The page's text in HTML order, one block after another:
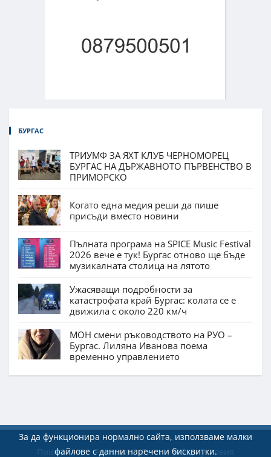
БУРГАС
ТРИУМФ ЗА ЯХТ КЛУБ ЧЕРНОМОРЕЦ
БУРГАС НА ДЪРЖАВНОТО ПЪРВЕНСТВО В
ПРИМОРСКО
Когато една медия реши да пише
присъди вместо новини
Пълната програма на SPICE Music Festival
2026 вече е тук! Бургас отново ще бъде
музикалната столица на лятото
Ужасяващи подробности за
катастрофата край Бургас: колата се е
движила с около 220 км/ч
МОН смени ръководството на РУО –
Бургас. Лиляна Иванова поема
временно управлението
За да функционира нормално сайта, използваме малки
файлове с данни наречени бисквитки.
Пишете ни Реклама Екип Общи условия